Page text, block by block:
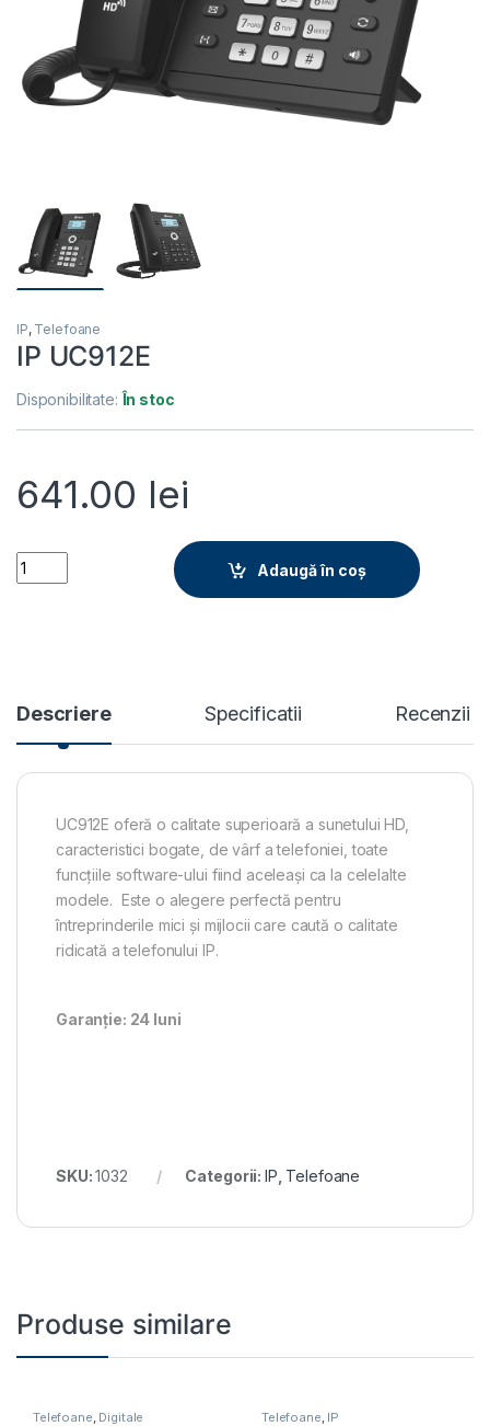
IP, Telefoane
IP UC912E
Disponibilitate:În stoc
641.00 lei
IP UC912E quantity
Adaugă în coș
Descriere Specificatii Recenzii
UC912E oferă o calitate superioară a sunetului HD,
caracteristici bogate, de vârf a telefoniei, toate
funcțiile software-ului fiind aceleași ca la celelalte
modele. Este o alegere perfectă pentru
întreprinderile mici și mijlocii care caută o calitate
ridicată a telefonului IP.
Garanție: 24 luni
SKU:1032 Categorii: IP Telefoane
Produse similare
Telefoane, Digitale Telefoane, IP